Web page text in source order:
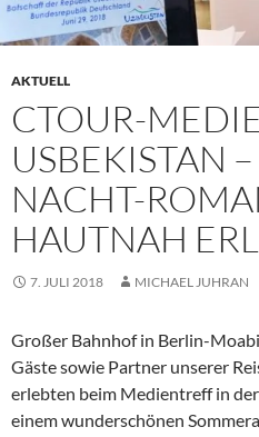
AKTUELL
CTOUR-
USBEKISTAN
NACHT-
HAUTNAH
7. JULI 2018 MICHAEL JUHRAN
Großer Bahnhof in Berlin-
Gäste sowie Partner unserer
erlebten beim Medientreff in
einem wunderschönen